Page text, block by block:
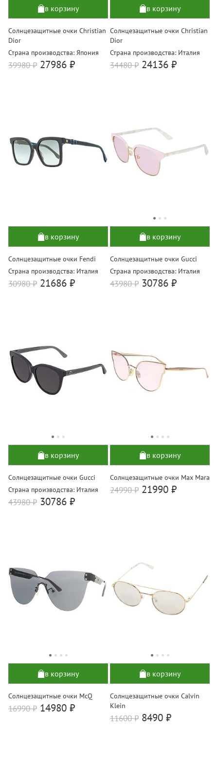
в корзину
Солнцезащитные очки Christian
Dior
Страна производства: Япония
39980₽ 27986 ₽
в корзину
Солнцезащитные очки Christian
Dior
Страна производства: Италия
34480₽ 24136 ₽
в корзину
Солнцезащитные очки Fendi
Страна производства: Италия
30980₽ 21686 ₽
в корзину
Солнцезащитные очки Gucci
Страна производства: Италия
43980₽ 30786 ₽
в корзину
Солнцезащитные очки Gucci
Страна производства: Италия
43980₽ 30786 ₽
в корзину
Солнцезащитные очки Max Mara
24990₽ 21990 ₽
в корзину
Солнцезащитные очки McQ
16990₽ 14980 ₽
в корзину
Солнцезащитные очки Calvin
Klein
11600₽ 8490 ₽